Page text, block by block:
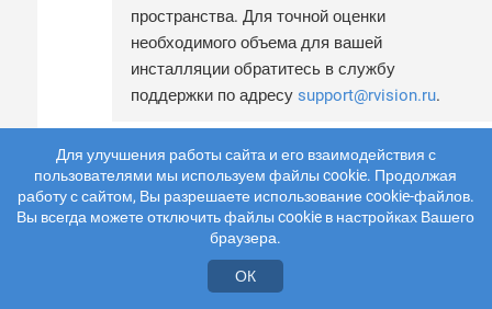
пространства. Для точной оценки
необходимого объема для вашей
инсталляции обратитесь в службу
поддержки по адресу support@rvision.ru.
Компонент кластера
Минимальное
свободное
пространство, ГБ
Для улучшения работы сайта и его взаимодействия с
пользователями мы используем файлы cookie. Продолжая
работу с сайтом, Вы разрешаете использование cookie-файлов.
Вы всегда можете отключить файлы cookie в настройках Вашего
браузера.
ОК